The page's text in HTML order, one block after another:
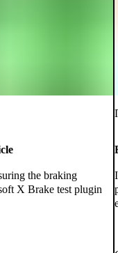
the braking
X Brake test plugin